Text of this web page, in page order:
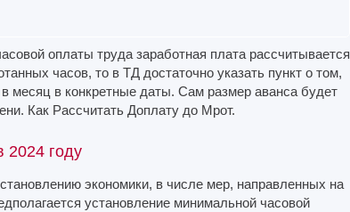
оплаты труда заработная плата рассчитывается
часов, то в ТД достаточно указать пункт о том,
месяц в конкретные даты. Сам размер аванса будет
Как Рассчитать Доплату до Мрот.
2024 году
экономики, в числе мер, направленных на
установление минимальной часовой